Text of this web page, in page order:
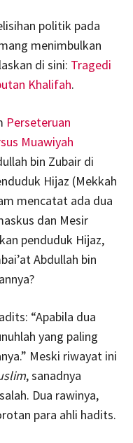
politik pada
menimbulkan
di sini: Tragedi
Khalifah.
Perseteruan
Muawiyah
bin Zubair di
Hijaz (Mekkah
mencatat ada dua
dan Mesir
penduduk Hijaz,
Abdullah bin
“Apabila dua
yang paling
Meski riwayat ini
, sanadnya
Dua rawinya,
para ahli hadits.